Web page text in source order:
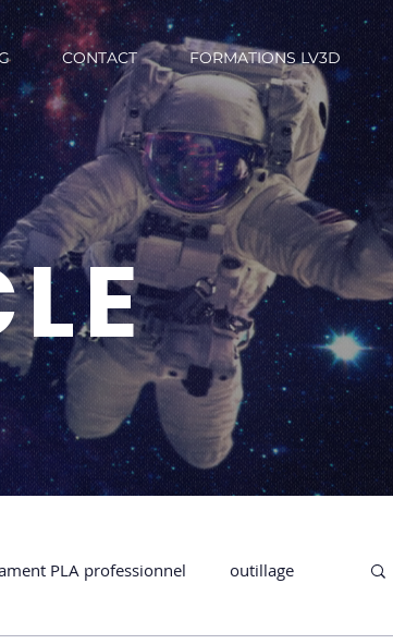
CONTACT FORMATIONS LV3D
PLA professionnel outillage